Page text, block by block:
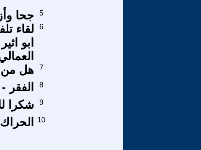
جحا
5
لقاء
ابو
6
هل من 7
8
شكرا 9
10